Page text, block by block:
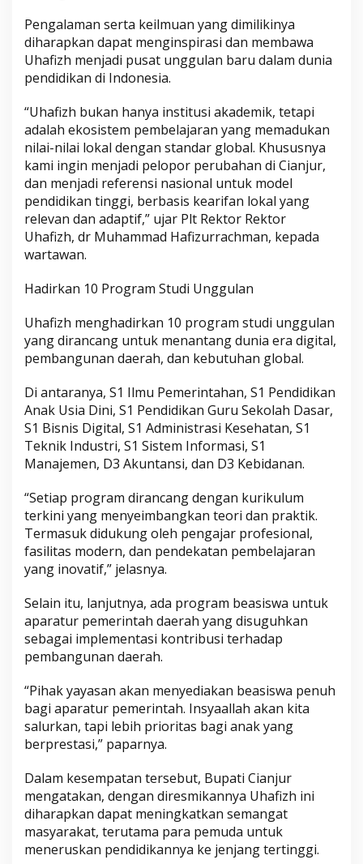
Pengalaman serta keilmuan yang dimilikinya
diharapkan dapat menginspirasi dan membawa
Uhafizh menjadi pusat unggulan baru dalam dunia
pendidikan di Indonesia.
“Uhafizh bukan hanya institusi akademik, tetapi
adalah ekosistem pembelajaran yang memadukan
nilai-nilai lokal dengan standar global. Khususnya
kami ingin menjadi pelopor perubahan di Cianjur,
dan menjadi referensi nasional untuk model
pendidikan tinggi, berbasis kearifan lokal yang
relevan dan adaptif,” ujar Plt Rektor Rektor
Uhafizh, dr Muhammad Hafizurrachman, kepada
wartawan.
Hadirkan 10 Program Studi Unggulan
Uhafizh menghadirkan 10 program studi unggulan
yang dirancang untuk menantang dunia era digital,
pembangunan daerah, dan kebutuhan global.
Di antaranya, S1 Ilmu Pemerintahan, S1 Pendidikan
Anak Usia Dini, S1 Pendidikan Guru Sekolah Dasar,
S1 Bisnis Digital, S1 Administrasi Kesehatan, S1
Teknik Industri, S1 Sistem Informasi, S1
Manajemen, D3 Akuntansi, dan D3 Kebidanan.
“Setiap program dirancang dengan kurikulum
terkini yang menyeimbangkan teori dan praktik.
Termasuk didukung oleh pengajar profesional,
fasilitas modern, dan pendekatan pembelajaran
yang inovatif,” jelasnya.
Selain itu, lanjutnya, ada program beasiswa untuk
aparatur pemerintah daerah yang disuguhkan
sebagai implementasi kontribusi terhadap
pembangunan daerah.
“Pihak yayasan akan menyediakan beasiswa penuh
bagi aparatur pemerintah. Insyaallah akan kita
salurkan, tapi lebih prioritas bagi anak yang
berprestasi,” paparnya.
Dalam kesempatan tersebut, Bupati Cianjur
mengatakan, dengan diresmikannya Uhafizh ini
diharapkan dapat meningkatkan semangat
masyarakat, terutama para pemuda untuk
meneruskan pendidikannya ke jenjang tertinggi.